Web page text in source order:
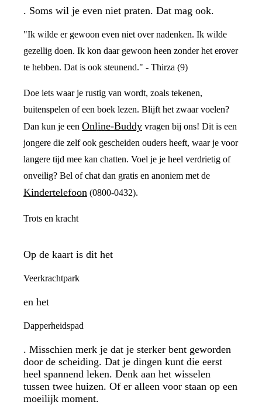
. Soms wil je even niet praten. Dat mag ook.
"Ik wilde er gewoon even niet over nadenken. Ik wilde
gezellig doen. Ik kon daar gewoon heen zonder het erover
te hebben. Dat is ook steunend." - Thirza (9)
Doe iets waar je rustig van wordt, zoals tekenen,
buitenspelen of een boek lezen. Blijft het zwaar voelen?
Dan kun je een Online-Buddy vragen bij ons! Dit is een
jongere die zelf ook gescheiden ouders heeft, waar je voor
langere tijd mee kan chatten. Voel je je heel verdrietig of
onveilig? Bel of chat dan gratis en anoniem met de
Kindertelefoon (0800-0432).
Trots en kracht
Op de kaart is dit het
Veerkrachtpark
en het
Dapperheidspad
. Misschien merk je dat je sterker bent geworden
door de scheiding. Dat je dingen kunt die eerst
heel spannend leken. Denk aan het wisselen
tussen twee huizen. Of er alleen voor staan op een
moeilijk moment.